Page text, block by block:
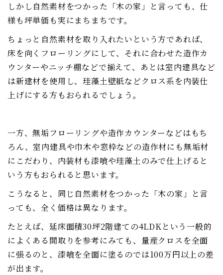
しかし自然素材をつかった「木の家」と言っても、仕
様も坪単価も実にまちまちです。
ちょっと自然素材を取り入れたいという方であれば、
床を向くフローリングにして、それに合わせた造作カ
ウンターやニッチ棚などで揃えて、あとは室内建具など
は新建材を使用し、珪藻土壁紙などクロス系を内装仕
上げにする方もおられるでしょう。
一方、無垢フローリングや造作カウンターなどはもち
ろん、室内建具や巾木や窓枠などの造作材にも無垢材
にこだわり、内装材も漆喰や珪藻土のみで仕上げると
いう方もおられると思います。
こうなると、同じ自然素材をつかった「木の家」と言
っても、全く価格は異なります。
たとえば、延床面積30坪2階建ての4LDKという一般的
によくある間取りを参考にみても、量産クロスを全面
に張るのと、漆喰を全面に塗るのでは100万円以上の差
が出ます。